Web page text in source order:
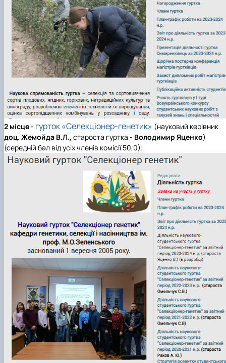
2 місце- гурток «Селекціонер-генетик» (науковий керівник
доц. Жемойда В.Л., староста гуртка - Володимир Яценко)
(середній бал від усіх членів комісії 50,0);